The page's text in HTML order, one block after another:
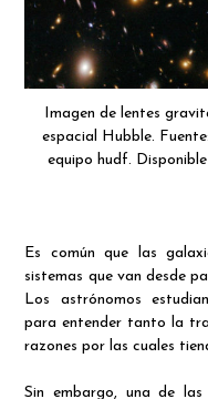
Imagen de lentes
espacial Hubble.
equipo hudf.
Es común que las
sistemas que van desde
Los astrónomos
para entender tanto la
razones por las cuales
Sin embargo, una de